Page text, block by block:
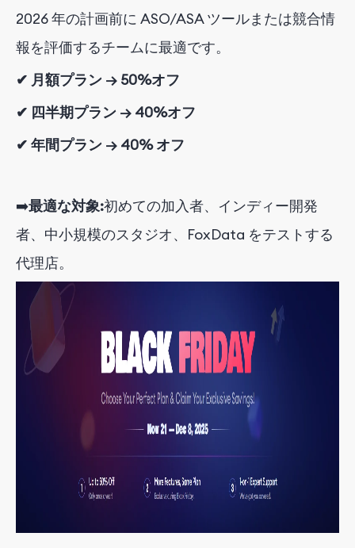
2026 年の計画前に ASO/ASA ツールまたは競合情
報を評価するチームに最適です。
✔ 月額プラン → 50%オフ
✔ 四半期プラン → 40%オフ
✔ 年間プラン → 40% オフ
➡️最適な対象:初めての加入者、インディー開発
者、中小規模のスタジオ、FoxData をテストする
代理店。